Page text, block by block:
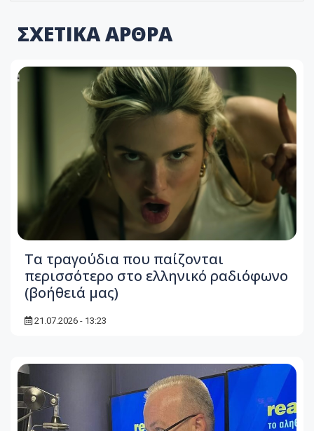
ΣΧΕΤΙΚΑ ΑΡΘΡΑ
Τα τραγούδια που παίζονται
περισσότερο στο ελληνικό ραδιόφωνο
(βοήθειά μας)
21.07.2026 - 13:23